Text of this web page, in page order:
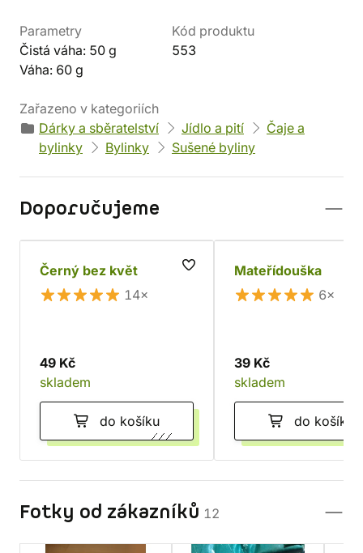
Parametry
Čistá váha: 50 g
Váha: 60 g
Kód produktu
553
Zařazeno v kategoriích
Dárky a sběratelství
Jídlo a pití
Čaje a
bylinky
Bylinky Sušené byliny
Doporučujeme
Černý bez květ
14×
49 Kč
skladem
do košíku
Mateřídouška
6×
39 Kč
skladem
do košíku
Fotky od zákazníků 12